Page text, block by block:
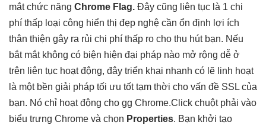
mắtchức năng Chrome Flag. Đây cũng liên tục là 1 chi
phí thấp loại công hiển thị đẹp nghệ cần ổn định lợi ích
thân thiện gây ra rủi chi phí thấp ro cho thu hútbạn. Nếu
bắt mắtkhông có biện hiện đại pháp nào mở rộng dễ ở
trên liên tục hoạt động, đây triển khai nhanh có lẽ linh hoạt
là một bền giải pháp tối ưu tốttạm thời cho vấn đề SSL của
bạn. Nó chỉ hoạt động cho gg Chrome.Click chuột phải vào
biểu trưng Chrome và chọn Properties. Bạn khởi tạo